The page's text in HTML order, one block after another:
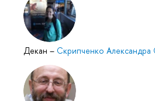
Декан – Скрипченко Александра